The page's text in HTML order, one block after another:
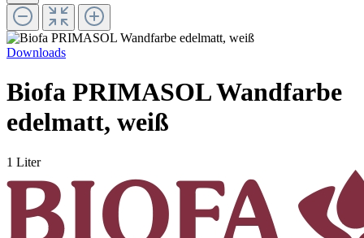
Downloads
Biofa PRIMASOL Wandfarbe
edelmatt, weiß
1 Liter